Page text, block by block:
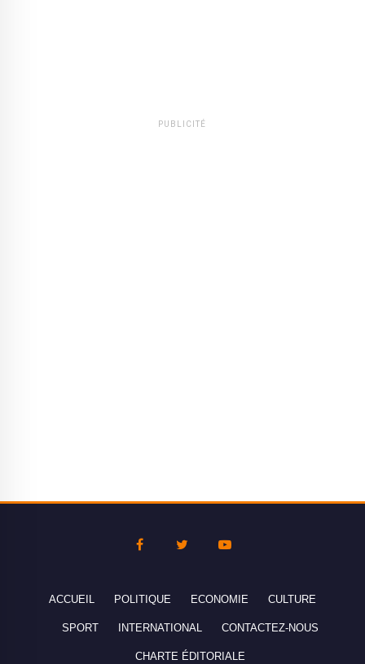
PUBLICITÉ
ACCUEIL POLITIQUE ECONOMIE CULTURE
SPORT INTERNATIONAL CONTACTEZ-NOUS
CHARTE ÉDITORIALE